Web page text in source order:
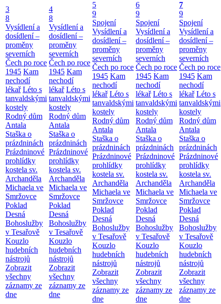
3
8
Vysídlení a
dosídlení –
proměny
severních
Čech po roce
1945 Kam
nechodí
lékař Léto s
tanvaldskými
kostely
Rodný dům
Antala
Staška o
prázdninách
Prázdninové
prohlídky
kostela sv.
Archanděla
Michaela ve
Smržovce
Poklad
Desná
Bohoslužby
v Tesařově
Kouzlo
hudebních
nástrojů
Zobrazit
všechny
záznamy ze
dne
4
8
Vysídlení a
dosídlení –
proměny
severních
Čech po roce
1945 Kam
nechodí
lékař Léto s
tanvaldskými
kostely
Rodný dům
Antala
Staška o
prázdninách
Prázdninové
prohlídky
kostela sv.
Archanděla
Michaela ve
Smržovce
Poklad
Desná
Bohoslužby
v Tesařově
Kouzlo
hudebních
nástrojů
Zobrazit
všechny
záznamy ze
dne
5
9
Spojení
Vysídlení a
dosídlení –
proměny
severních
Čech po roce
1945 Kam
nechodí
lékař Léto s
tanvaldskými
kostely
Rodný dům
Antala
Staška o
prázdninách
Prázdninové
prohlídky
kostela sv.
Archanděla
Michaela ve
Smržovce
Poklad
Desná
Bohoslužby
v Tesařově
Kouzlo
hudebních
nástrojů
Zobrazit
všechny
záznamy ze
dne
6
9
Spojení
Vysídlení a
dosídlení –
proměny
severních
Čech po roce
1945 Kam
nechodí
lékař Léto s
tanvaldskými
kostely
Rodný dům
Antala
Staška o
prázdninách
Prázdninové
prohlídky
kostela sv.
Archanděla
Michaela ve
Smržovce
Poklad
Desná
Bohoslužby
v Tesařově
Kouzlo
hudebních
nástrojů
Zobrazit
všechny
záznamy ze
dne
7
9
Spojení
Vysídlení a
dosídlení –
proměny
severních
Čech po roce
1945 Kam
nechodí
lékař Léto s
tanvaldskými
kostely
Rodný dům
Antala
Staška o
prázdninách
Prázdninové
prohlídky
kostela sv.
Archanděla
Michaela ve
Smržovce
Poklad
Desná
Bohoslužby
v Tesařově
Kouzlo
hudebních
nástrojů
Zobrazit
všechny
záznamy ze
dne